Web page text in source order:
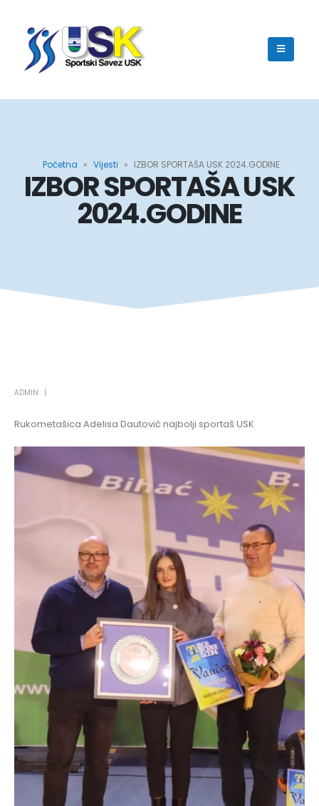
Početna » Vijesti » IZBOR SPORTAŠA USK 2024.GODINE
IZBOR SPORTAŠA USK
2024.GODINE
ADMIN
Rukometašica Adelisa Dautović najbolji sportaš USK